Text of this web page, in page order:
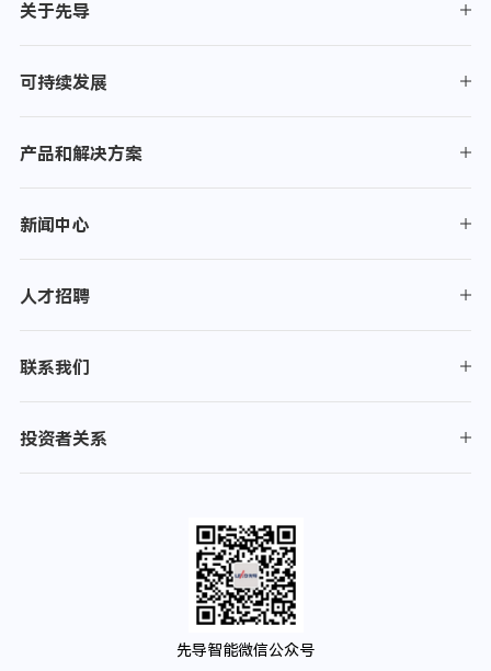
关于先导
可持续发展
产品和解决方案
新闻中心
人才招聘
联系我们
投资者关系
先导智能微信公众号